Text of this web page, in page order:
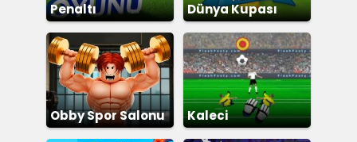
Penaltı
Dünya Kupası
Penaltı
Obby Spor Salonu Kaleci